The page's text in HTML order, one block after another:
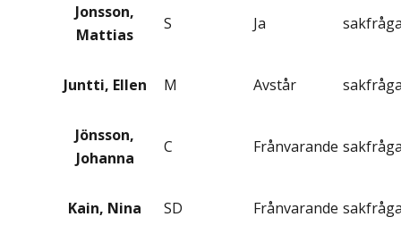
Jonsson,
Mattias
S Ja
Juntti, Ellen M Avstår
Jönsson,
Johanna
C Frånvarande
Kain, Nina SD Frånvarande